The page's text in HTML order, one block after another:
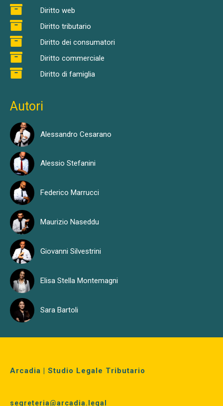
Diritto web
Diritto tributario
Diritto dei consumatori
Diritto commerciale
Diritto di famiglia
Autori
Alessandro Cesarano
Alessio Stefanini
Federico Marrucci
Maurizio Naseddu
Giovanni Silvestrini
Elisa Stella Montemagni
Sara Bartoli
Arcadia | Studio Legale Tributario
segreteria@arcadia.legal